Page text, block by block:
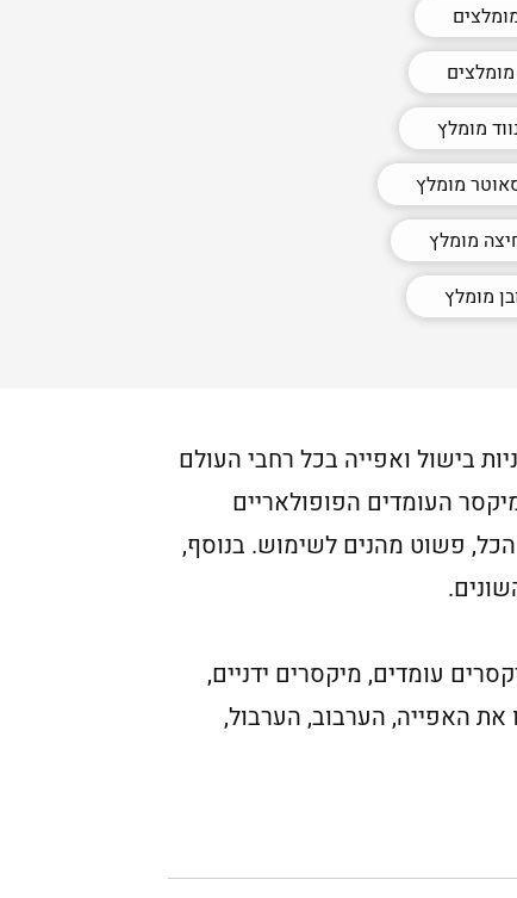
מומלץ
מומלץ
מומלץ
מומלץ
בישול ואפייה בכל רחבי העולם
העומדים הפופולאריים
פשוט מהנים לשימוש. בנוסף,
עומדים, מיקסרים ידניים,
בחרנו את הדגמים המומלצים ביותר של 2023 אשר יהפכו את האפייה, הערבוב, הערבול,